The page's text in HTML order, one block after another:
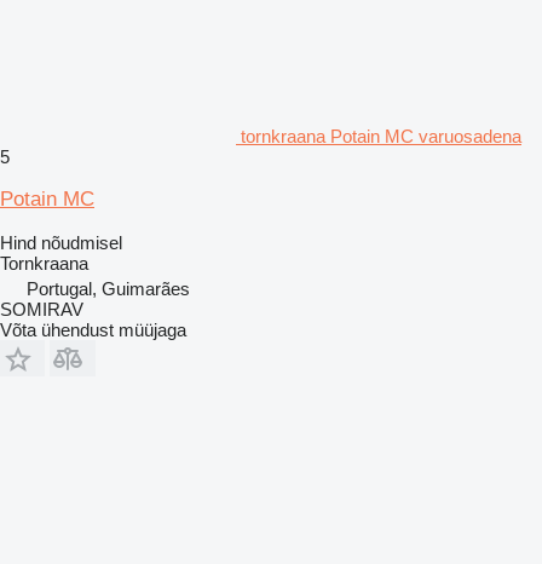
tornkraana Potain MC varuosadena
5
Potain MC
Hind nõudmisel
Tornkraana
Portugal, Guimarães
SOMIRAV
Võta ühendust müüjaga